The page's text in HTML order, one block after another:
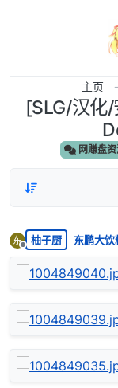
主页
[SLG/汉化
网赚盘
东
离线
柚子厨 东鹏大饮